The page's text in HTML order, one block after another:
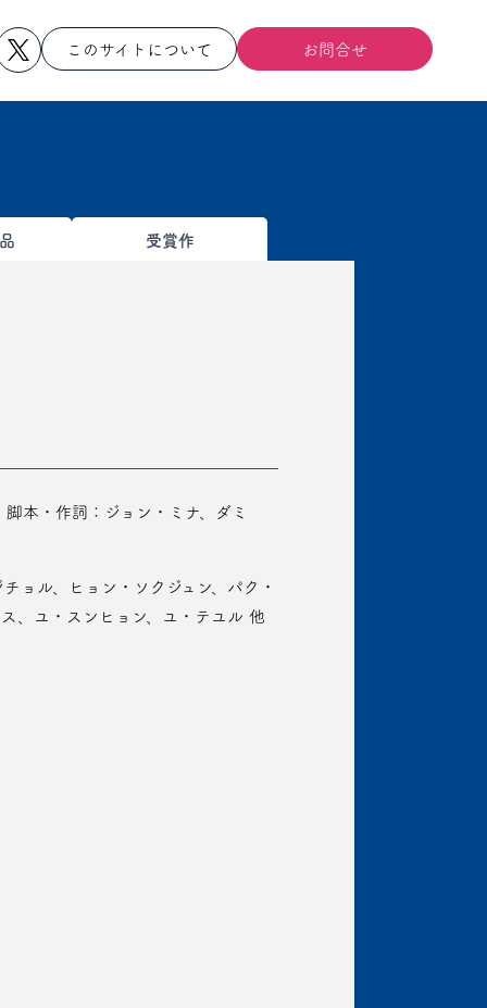
このサイトについて お問合せ
受賞作
本・作詞：ジョン・ミナ、ダミ
ョル、ヒョン・ソクジュン、パク・
、ユ・スンヒョン、ユ・テユル 他